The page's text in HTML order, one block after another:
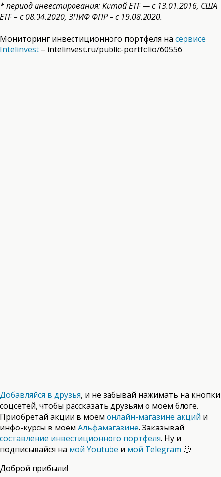
* период инвестирования: Китай ETF — с 13.01.2016, США
ETF– с 08.04.2020, ЗПИФ ФПР – с 19.08.2020.
Мониторинг инвестиционного портфеля на сервисе
Intelinvest – intelinvest.ru/public-portfolio/60556
Добавляйся в друзья, и не забывай нажимать на кнопки
соцсетей, чтобы рассказать друзьям о моём блоге.
Приобретай акции в моём онлайн-магазине акций и
инфо-курсы в моём Альфамагазине. Заказывай
составление инвестиционного портфеля. Ну и
подписывайся на мой Youtube и мой Telegram 🙂
Доброй прибыли!